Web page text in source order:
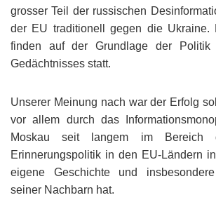
grosser Teil der russischen
der EU traditionell gegen die Ukraine.
finden auf der Grundlage der Politik
Gedächtnisses statt.
Unserer Meinung nach war der Erfolg
vor allem durch das
Moskau seit langem im Bereich
Erinnerungspolitik in den EU-Ländern
eigene Geschichte und
seiner Nachbarn hat.